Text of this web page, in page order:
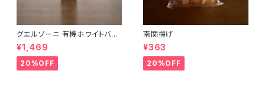
グエルゾーニ 有機ホワイトバル
サミコ
¥1,469
20%OFF
南関揚げ
¥363
20%OFF